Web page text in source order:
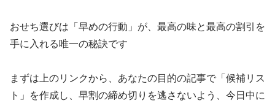
おせち選びは「早めの行動」が、最高の味と最高の割引を
手に入れる唯一の秘訣です
まずは上のリンクから、あなたの目的の記事で「候補リス
ト」を作成し、早割の締め切りを逃さないよう、今日中に